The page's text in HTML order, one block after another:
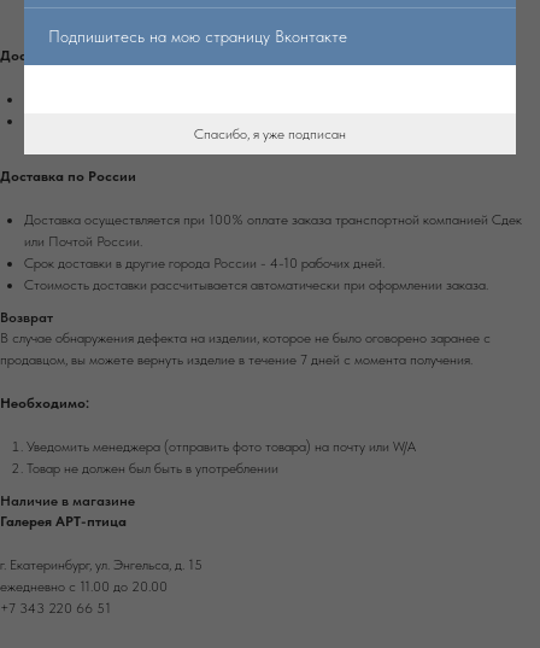
Доставка по Екатеринбургу
Доставка по России
Доставка осуществляется при 100% оплате заказа транспортной компанией Сдек
или Почтой России.
Срок доставки в другие города России - 4-10 рабочих дней.
Стоимость доставки рассчитывается автоматически при оформлении заказа.
Возврат
В случае обнаружения дефекта на изделии, которое не было оговорено заранее с
продавцом, вы можете вернуть изделие в течение 7 дней с момента получения.
Необходимо:
Уведомить менеджера (отправить фото товара) на почту или W/А
Товар не должен был быть в употреблении
Наличие в магазине
Галерея АРТ-птица
г. Екатеринбург, ул. Энгельса, д. 15
ежедневно с 11.00 до 20.00
+7 343 220 66 51
Подпишитесь на мою страницу Вконтакте
Спасибо, я уже подписан